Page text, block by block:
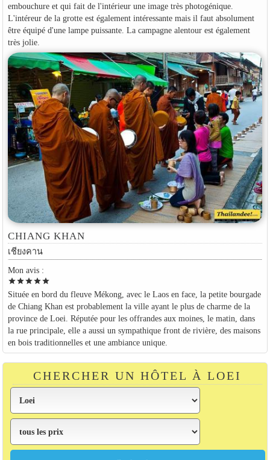
embouchure et qui fait de l'intérieur une image très photogénique.
L'intéreur de la grotte est également intéressante mais il faut absolument
être équipé d'une lampe puissante. La campagne alentour est également
très jolie.
CHIANG KHAN
เชียงคาน
Mon avis :
starstarstarstarstar
Située en bord du fleuve Mékong, avec le Laos en face, la petite bourgade
de Chiang Khan est probablement la ville ayant le plus de charme de la
province de Loei. Réputée pour les offrandes aux moines, le matin, dans
la rue principale, elle a aussi un sympathique front de rivière, des maisons
en bois traditionnelles et une ambiance unique.
CHERCHER UN HÔTEL À LOEI